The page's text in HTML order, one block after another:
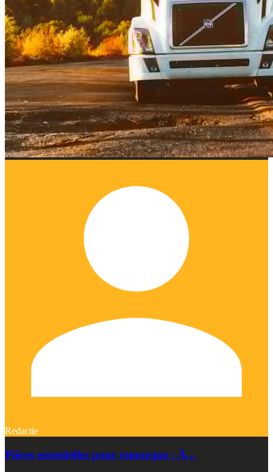
Redactie
Pièces essentielles pour remorque : À...